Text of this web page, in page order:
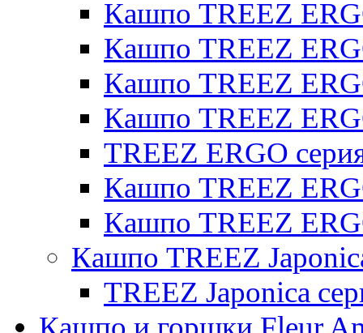
Кашпо TREEZ
Кашпо TREEZ
Кашпо TREEZ
Кашпо TREEZ
TREEZ ERGO
Кашпо TREEZ
Кашпо TREEZ
Кашпо TREEZ
TREEZ Japonica